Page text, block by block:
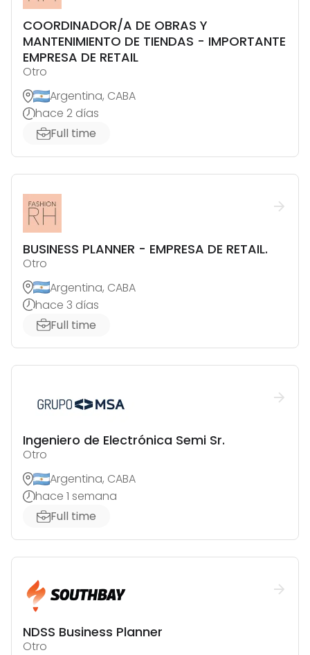
COORDINADOR/A DE OBRAS Y
MANTENIMIENTO DE TIENDAS - IMPORTANTE
EMPRESA DE RETAIL
Otro
Argentina, CABA
hace 2 días
Full time
BUSINESS PLANNER - EMPRESA DE RETAIL.
Otro
Argentina, CABA
hace 3 días
Full time
Ingeniero de Electrónica Semi Sr.
Otro
Argentina, CABA
hace 1 semana
Full time
NDSS Business Planner
Otro